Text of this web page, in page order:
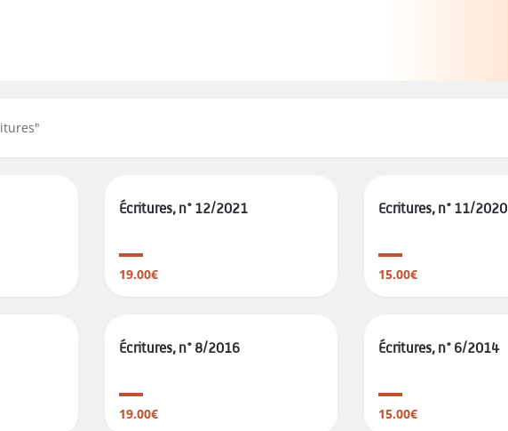
"
Écritures, n° 12/2021
19.00€
Ecritures, n° 11/2020
15.00€
Écritures, n° 8/2016
19.00€
Écritures, n° 6/2014
15.00€